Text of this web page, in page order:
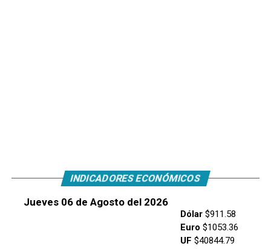
INDICADORES ECONÓMICOS
Jueves 06 de Agosto del 2026
Dólar$911.58
Euro $1053.36
UF $40844.79